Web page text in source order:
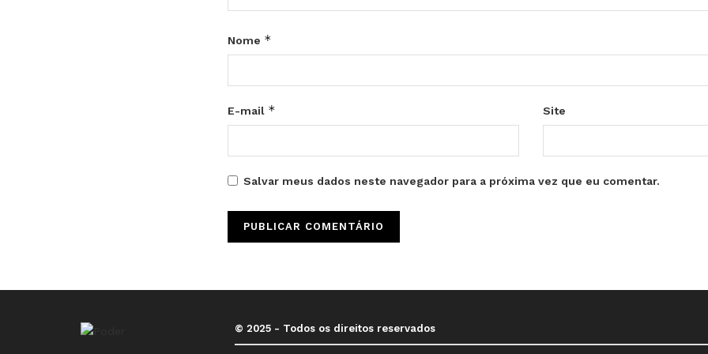
Nome *
E-mail * Site
Salvar meus dados neste navegador para a próxima vez que eu comentar.
© 2025 - Todos os direitos reservados